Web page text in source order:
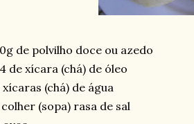
de polvilho doce ou azedo
de xícara (chá) de óleo
xícaras (chá) de água
colher (sopa) rasa de sal